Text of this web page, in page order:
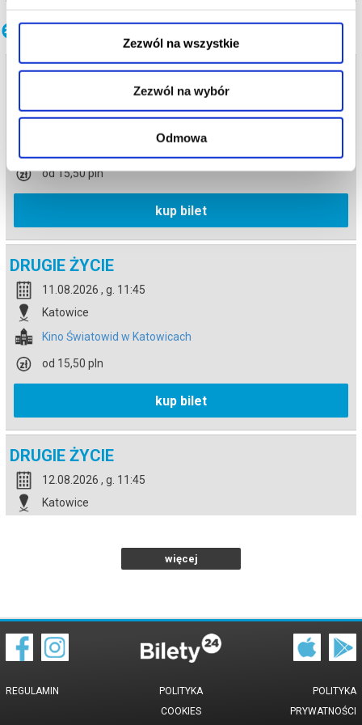
Zezwól na wszystkie
Zezwól na wybór
Odmowa
Inne terminy
DRUGIE ŻYCIE
10.08.2026 , g. 11:45
Katowice
Kino Światowid w Katowicach
od 15,50 pln
kup bilet
DRUGIE ŻYCIE
11.08.2026 , g. 11:45
Katowice
Kino Światowid w Katowicach
od 15,50 pln
kup bilet
DRUGIE ŻYCIE
12.08.2026 , g. 11:45
Katowice
więcej
REGULAMIN
POLITYKA
PRYWATNOŚCI
POLITYKA
COOKIES